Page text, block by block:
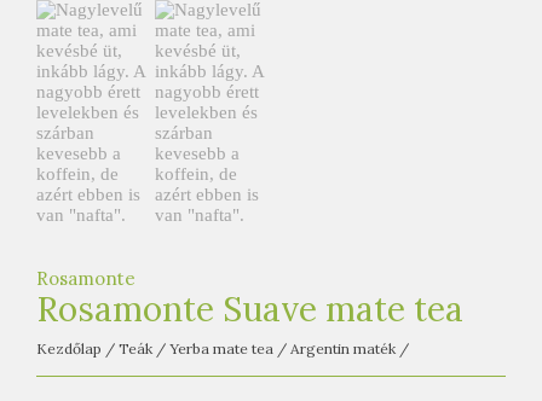
Rosamonte
Rosamonte Suave mate tea
Kezdőlap / Teák / Yerba mate tea / Argentin maték /